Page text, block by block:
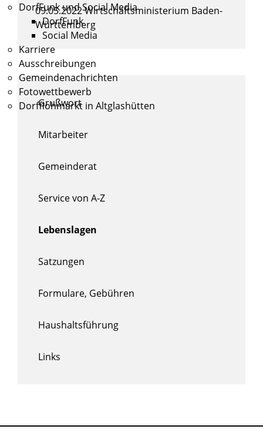
DorfFunk und Social Media
DorfFunk
Social Media
Karriere
Ausschreibungen
Gemeindenachrichten
Fotowettbewerb
Dorfflohmarkt in Altglashütten
09.05.2022 Wirtschaftsministerium Baden-
Württemberg
Grußwort
Mitarbeiter
Gemeinderat
Service von A-Z
Lebenslagen
Satzungen
Formulare, Gebühren
Haushaltsführung
Links